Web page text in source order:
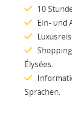
10
Ein- und
Élysées.
Sprachen.